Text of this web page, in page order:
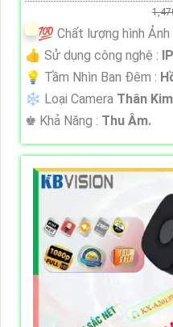
💯 Chất lượng hình Ảnh
👍 Sử dụng công nghệ :
💡 Tầm Nhìn Ban Đêm :
❄ Loại Camera Thân
️♚ Khả Năng : Thu Âm.